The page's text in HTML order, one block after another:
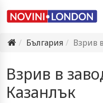
България
Взрив
Взрив в
Казанлък